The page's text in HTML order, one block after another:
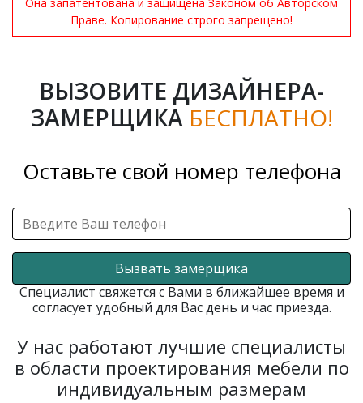
Праве. Копирование строго запрещено!
ВЫЗОВИТЕ ДИЗАЙНЕРА-
ЗАМЕРЩИКА БЕСПЛАТНО!
Оставьте свой номер телефона
Вызвать замерщика
Специалист свяжется с Вами в ближайшее время и
согласует удобный для Вас день и час приезда.
У нас работают лучшие специалисты
в области проектирования мебели по
индивидуальным размерам